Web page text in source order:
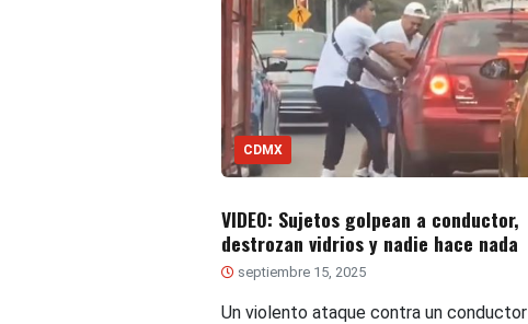
CDMX
VIDEO: Sujetos golpean a conductor,
destrozan vidrios y nadie hace nada
septiembre 15, 2025
Un violento ataque contra un conductor